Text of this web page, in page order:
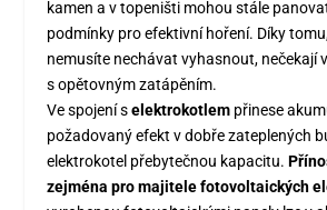
kamen a v topeništi mohou stále
podmínky pro efektivní hoření. Díky
nemusíte nechávat vyhasnout, nečekají
s opětovným zatápěním.
Ve spojení selektrokotlem přinese
požadovaný efekt v dobře zateplených
elektrokotel přebytečnou kapacitu.
zejména pro majitele fotovoltaických